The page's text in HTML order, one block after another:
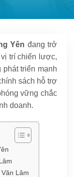
Yên đang trở
trí chiến lược,
triển mạnh
sách hỗ trợ
vững chắc
doanh.
Lâm